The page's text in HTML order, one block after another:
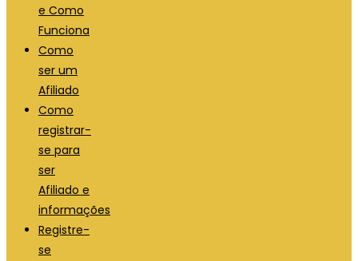
e Como
Funciona
Como
ser um
Afiliado
Como
registrar-
se para
ser
Afiliado e
informações
Registre-
se